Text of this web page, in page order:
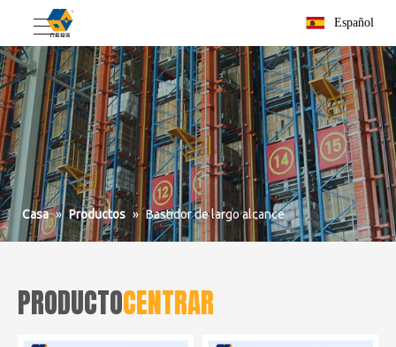
Español
Casa » Productos » Bastidor de largo alcance
PRODUCTOCENTRAR